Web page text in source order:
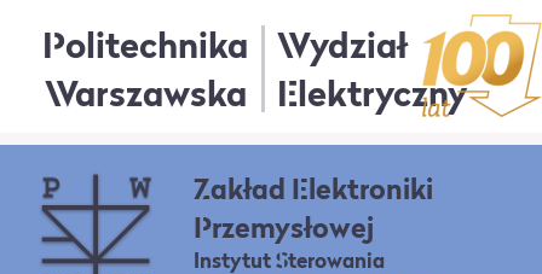
Politechnika
Warszawska
Wydział
Elektryczny
Zakład Elektroniki
Przemysłowej
Instytut Sterowania